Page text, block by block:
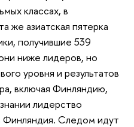
классах, в
же азиатская пятерка
получившие 539
ниже лидеров, но
уровня и результатов
включая Финляндию,
лидерство
Финляндия. Следом идут